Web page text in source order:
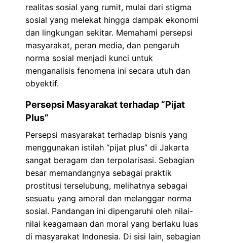
realitas sosial yang rumit, mulai dari stigma
sosial yang melekat hingga dampak ekonomi
dan lingkungan sekitar. Memahami persepsi
masyarakat, peran media, dan pengaruh
norma sosial menjadi kunci untuk
menganalisis fenomena ini secara utuh dan
obyektif.
Persepsi Masyarakat terhadap “Pijat
Plus”
Persepsi masyarakat terhadap bisnis yang
menggunakan istilah “pijat plus” di Jakarta
sangat beragam dan terpolarisasi. Sebagian
besar memandangnya sebagai praktik
prostitusi terselubung, melihatnya sebagai
sesuatu yang amoral dan melanggar norma
sosial. Pandangan ini dipengaruhi oleh nilai-
nilai keagamaan dan moral yang berlaku luas
di masyarakat Indonesia. Di sisi lain, sebagian